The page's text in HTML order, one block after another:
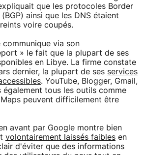
que les protocoles Border
ainsi que les DNS étaient
voire coupés.
via son
» le fait que la plupart de ses
en Libye. La firme constate
dernier, la plupart de ses services
. YouTube, Blogger, Gmail,
également tous les outils comme
peuvent difficilement être
avant par Google montre bien
volontairement laissés faibles en
d'éviter que des informations